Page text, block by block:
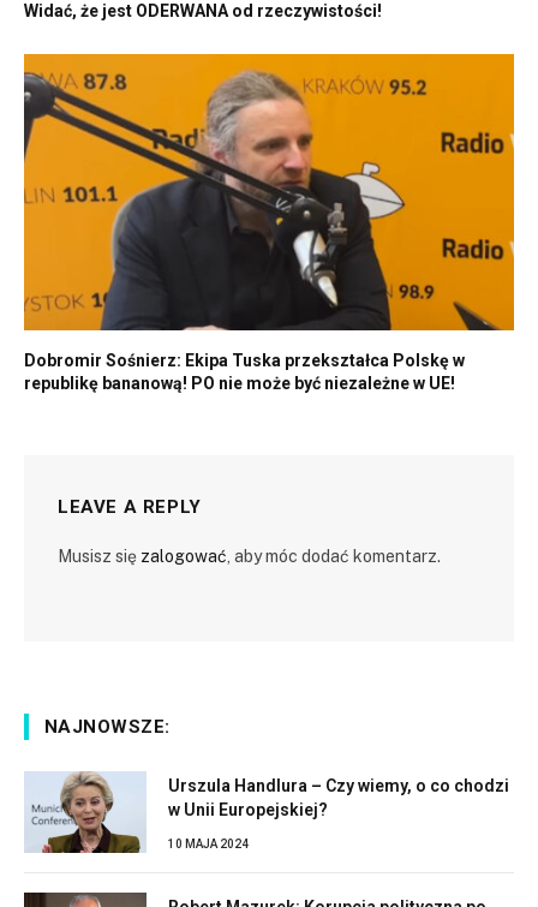
Widać, że jest ODERWANA od rzeczywistości!
Dobromir Sośnierz: Ekipa Tuska przekształca Polskę w
republikę bananową! PO nie może być niezależne w UE!
LEAVE A REPLY
Musisz się zalogować , aby móc dodać komentarz.
NAJNOWSZE:
Urszula Handlura – Czy wiemy, o co chodzi
w Unii Europejskiej?
10 MAJA 2024